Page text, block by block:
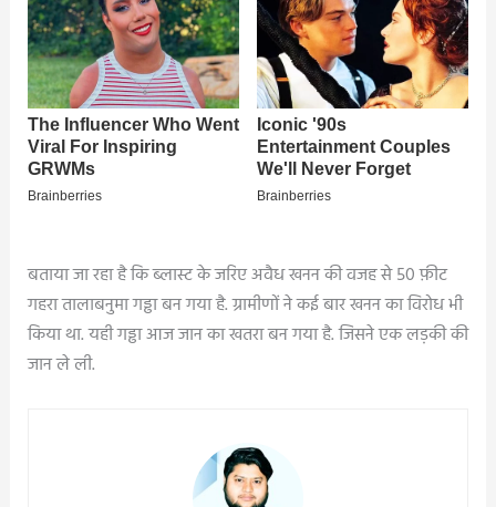
बताया जा रहा है कि ब्लास्ट के जरिए अवैध खनन की वजह से 50 फ़ीट
गहरा तालाबनुमा गड्ढा बन गया है. ग्रामीणों ने कई बार खनन का विरोध भी
किया था. यही गड्ढा आज जान का खतरा बन गया है. जिसने एक लड़की की
जान ले ली.